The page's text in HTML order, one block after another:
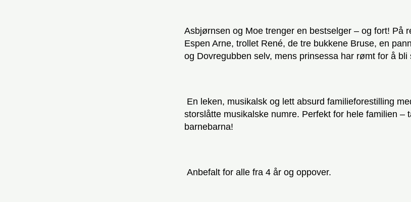
Asbjørnsen og Moe trenger en bestselger – og fort! På
Espen Arne, trollet René, de tre bukkene Bruse, en
og Dovregubben selv, mens prinsessa har rømt for å bli
En leken, musikalsk og lett absurd familieforestilling
storslåtte musikalske numre. Perfekt for hele familien –
barnebarna!
Anbefalt for alle fra 4 år og oppover.